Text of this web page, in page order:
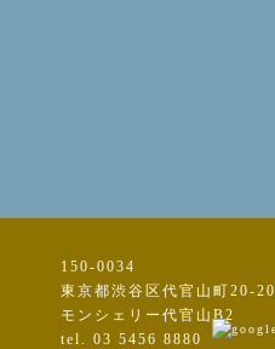
150-0034
東京都渋谷区代官山町20-20
モンシェリー代官山B2
tel. 03 5456 8880